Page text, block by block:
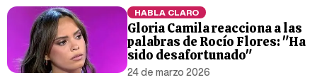
HABLA CLARO
Gloria Camila reacciona a las
palabras de Rocío Flores: "Ha
sido desafortunado"
24 de marzo 2026